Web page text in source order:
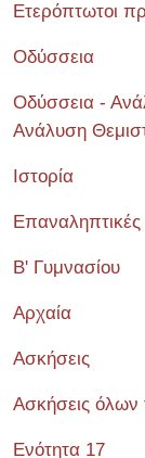
Ετερόπτωτοι
Οδύσσεια
Οδύσσεια -
Ανάλυση
Ιστορία
Επαναληπτικές
Β' Γυμνασίου
Αρχαία
Ασκήσεις
Ασκήσεις όλων
Ενότητα 17